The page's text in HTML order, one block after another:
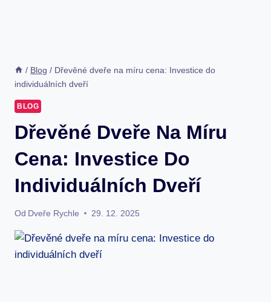
/ Blog / Dřevěné dveře na míru cena: Investice do
individuálních dveří
BLOG
Dřevěné Dveře Na Míru
Cena: Investice Do
Individuálních Dveří
Od Dveře Rychle 29. 12. 2025